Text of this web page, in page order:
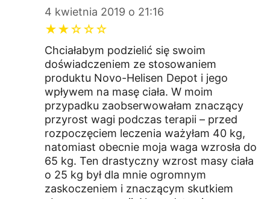
4 kwietnia 2019 o 21:16
★★☆☆☆
Chciałabym podzielić się swoim
doświadczeniem ze stosowaniem
produktu Novo-Helisen Depot i jego
wpływem na masę ciała. W moim
przypadku zaobserwowałam znaczący
przyrost wagi podczas terapii – przed
rozpoczęciem leczenia ważyłam 40 kg,
natomiast obecnie moja waga wzrosła do
65 kg. Ten drastyczny wzrost masy ciała
o 25 kg był dla mnie ogromnym
zaskoczeniem i znaczącym skutkiem